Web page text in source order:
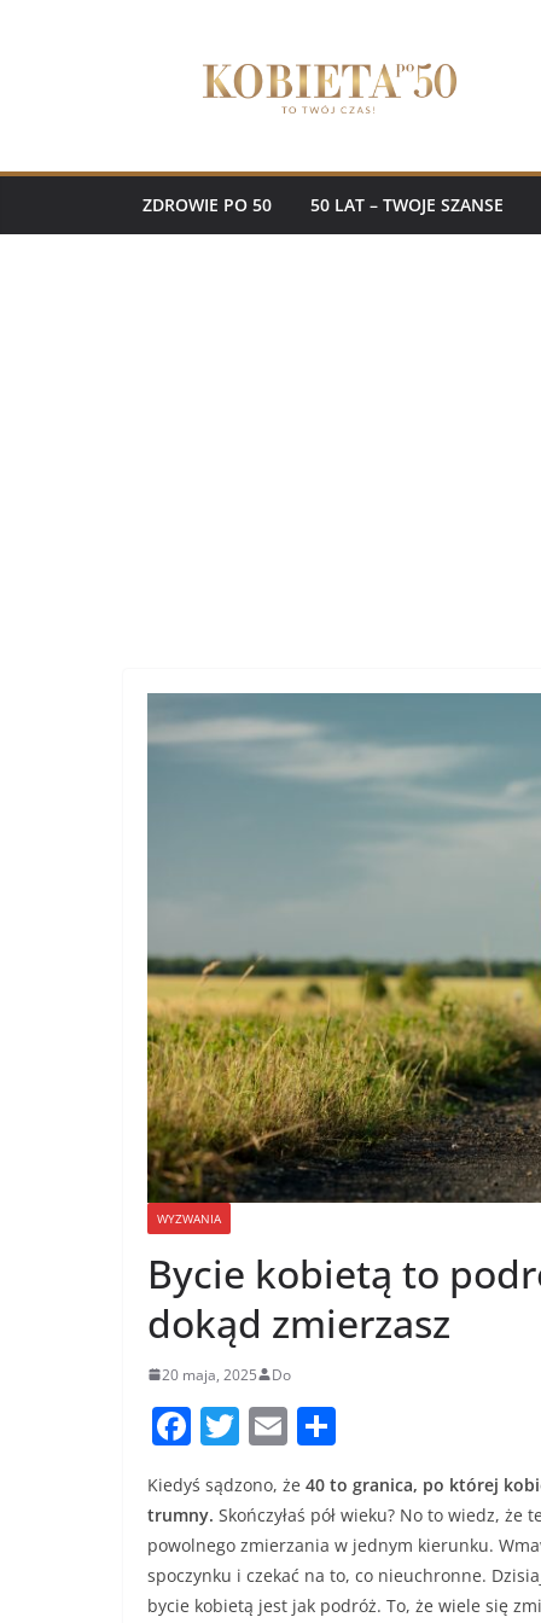
ZDROWIE PO 50 50 LAT – TWOJE SZANSE
WYZWANIA
Bycie kobietą to
dokąd zmierzasz
20 maja, 2025 Do
F
a
c
e
b
T
itt
er
E
ai
l
ar
e
Kiedyś sądzono, że 40 to granica, po której
trumny. Skończyłaś pół wieku? No to wiedz,
powolnego zmierzania w jednym kierunku.
spoczynku i czekać na to, co nieuchronne.
bycie kobietą jest jak podróż. To, że wiele się